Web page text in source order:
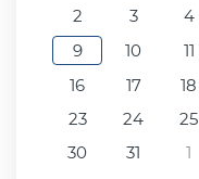
2
3 4
9
10 11
16
17 18
23
24 25
30
31 1